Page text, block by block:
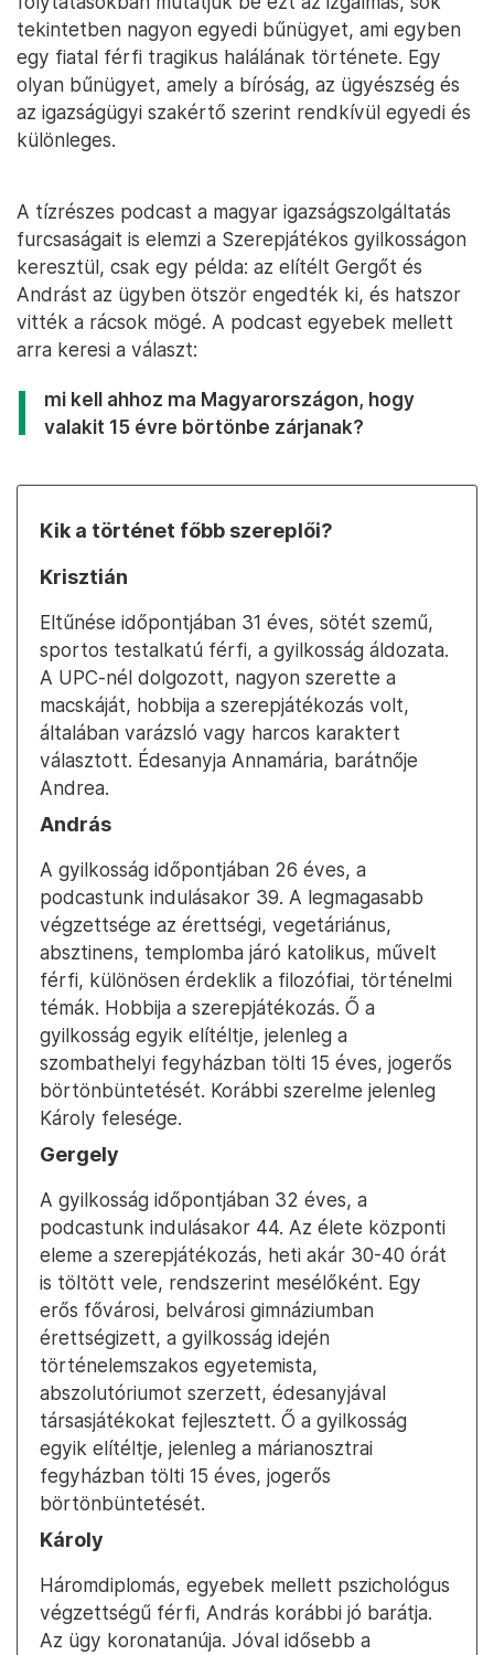
tekintetben nagyon egyedi bűnügyet, ami egyben
egy fiatal férfi tragikus halálának története. Egy
olyan bűnügyet, amely a bíróság, az ügyészség és
az igazságügyi szakértő szerint rendkívül egyedi és
különleges.
A tízrészes podcast a magyar igazságszolgáltatás
furcsaságait is elemzi a Szerepjátékos gyilkosságon
keresztül, csak egy példa: az elítélt Gergőt és
Andrást az ügyben ötször engedték ki, és hatszor
vitték a rácsok mögé. A podcast egyebek mellett
arra keresi a választ:
mi kell ahhoz ma Magyarországon, hogy
valakit 15 évre börtönbe zárjanak?
Kik a történet főbb szereplői?
Krisztián
Eltűnése időpontjában 31 éves, sötét szemű,
sportos testalkatú férfi, a gyilkosság áldozata.
A UPC-nél dolgozott, nagyon szerette a
macskáját, hobbija a szerepjátékozás volt,
általában varázsló vagy harcos karaktert
választott. Édesanyja Annamária, barátnője
Andrea.
András
A gyilkosság időpontjában 26 éves, a
podcastunk indulásakor 39. A legmagasabb
végzettsége az érettségi, vegetáriánus,
absztinens, templomba járó katolikus, művelt
férfi, különösen érdeklik a filozófiai, történelmi
témák. Hobbija a szerepjátékozás. Ő a
gyilkosság egyik elítéltje, jelenleg a
szombathelyi fegyházban tölti 15 éves, jogerős
börtönbüntetését. Korábbi szerelme jelenleg
Károly felesége.
Gergely
A gyilkosság időpontjában 32 éves, a
podcastunk indulásakor 44. Az élete központi
eleme a szerepjátékozás, heti akár 30-40 órát
is töltött vele, rendszerint mesélőként. Egy
erős fővárosi, belvárosi gimnáziumban
érettségizett, a gyilkosság idején
történelemszakos egyetemista,
abszolutóriumot szerzett, édesanyjával
társasjátékokat fejlesztett. Ő a gyilkosság
egyik elítéltje, jelenleg a márianosztrai
fegyházban tölti 15 éves, jogerős
börtönbüntetését.
Károly
Háromdiplomás, egyebek mellett pszichológus
végzettségű férfi, András korábbi jó barátja.
Az ügy koronatanúja. Jóval idősebb a